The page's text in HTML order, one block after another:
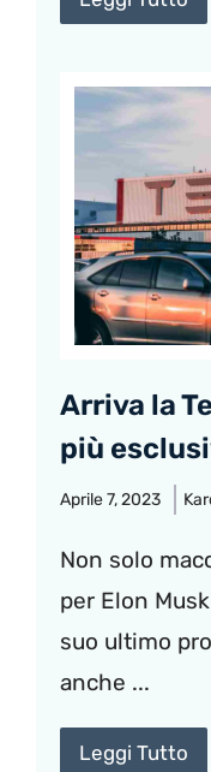
Arriva la
più
Aprile 7, 2023
Non solo
per Elon
suo ultimo
anche ...
Leggi Tutto